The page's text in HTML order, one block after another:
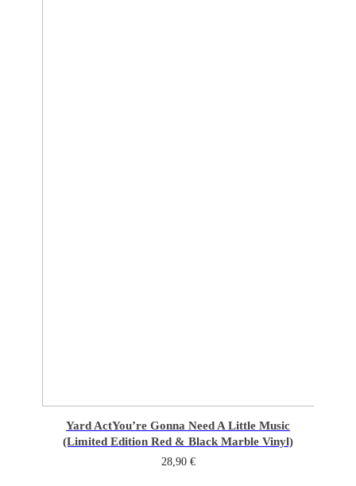
Yard ActYou’re Gonna Need A Little Music
(Limited Edition Red & Black Marble Vinyl)
28,90 €